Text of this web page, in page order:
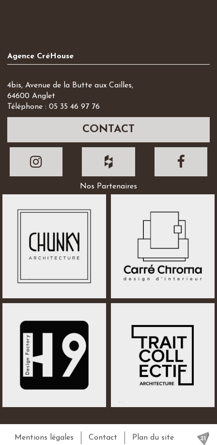
Agence CréHouse
4bis, Avenue de la Butte aux Cailles,
64600 Anglet
Téléphone : 05 35 46 97 76
CONTACT
Nos Partenaires
Mentions légales Contact Plan du site